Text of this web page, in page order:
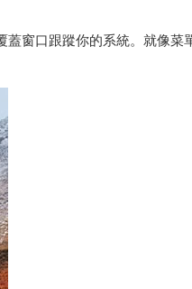
蓋窗口跟蹤你的系統。就像菜